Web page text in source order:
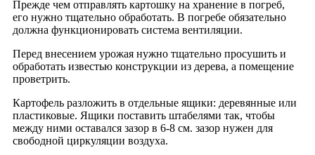
Прежде чем отправлять картошку на хранение в погреб,
его нужно тщательно обработать. В погребе обязательно
должна функционировать система вентиляции.
Перед внесением урожая нужно тщательно просушить и
обработать известью конструкции из дерева, а помещение
проветрить.
Картофель разложить в отдельные ящики: деревянные или
пластиковые. Ящики поставить штабелями так, чтобы
между ними оставался зазор в 6-8 см. зазор нужен для
свободной циркуляции воздуха.